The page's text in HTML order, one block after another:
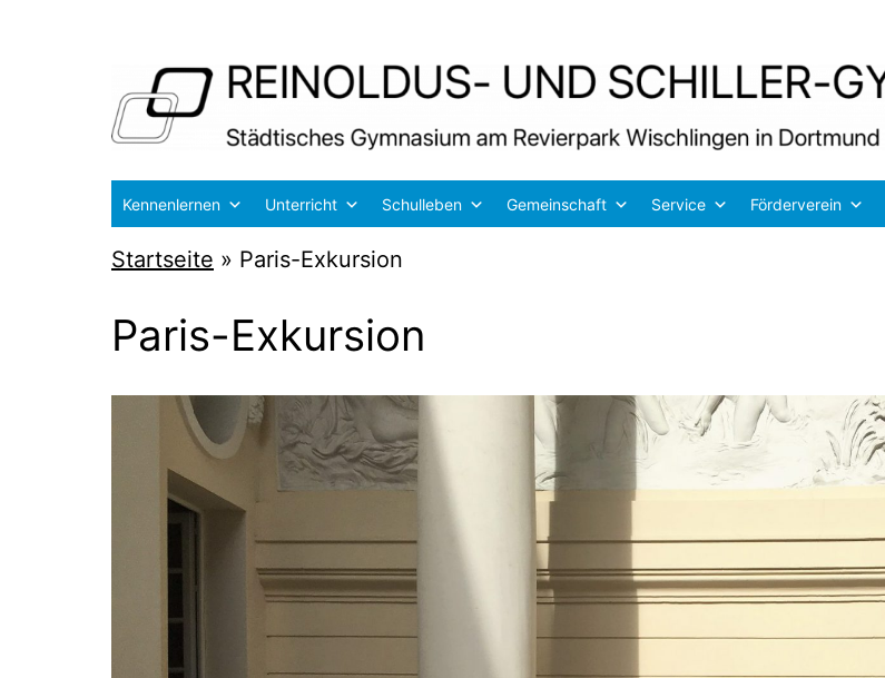
Reinoldus-
und
Schiller-
Dortmund
Kennenlernen Unterricht Schulleben Gemeinschaft Service Förderverein
Startseite » Paris-Exkursion
Paris-Exkursion